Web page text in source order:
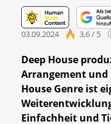
03.09.2024 3,6 / 5
Deep House
Arrangement und
House Genre ist
Einfachheit und